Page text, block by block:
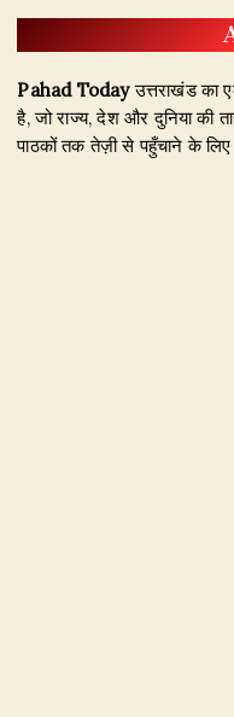
Pahad Todayउत्तराखंड का
है, जो राज्य, देश और दुनिया की
पाठकों तक तेज़ी से पहुँचाने के लिए